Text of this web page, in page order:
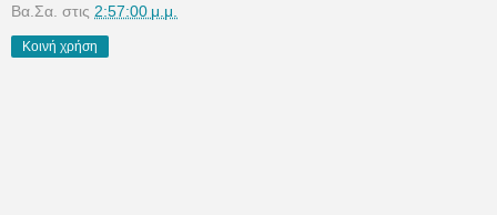
Βα.Σα. στις 2:57:00 μ.μ.
Κοινή χρήση